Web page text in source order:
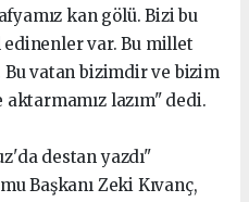
kan gölü. Bizi bu
var. Bu millet
vatan bizimdir ve bizim
lazım" dedi.
destan yazdı"
Başkanı Zeki Kıvanç,